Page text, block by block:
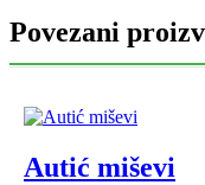
Povezani
Autić miševi